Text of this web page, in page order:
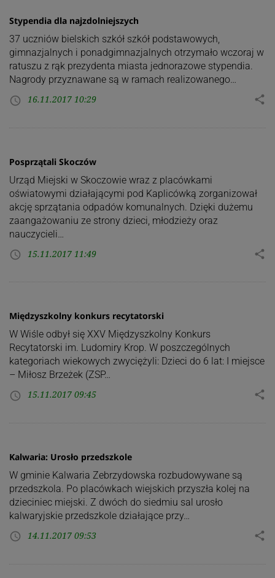
Stypendia dla najzdolniejszych
37 uczniów bielskich szkół szkół podstawowych,
gimnazjalnych i ponadgimnazjalnych otrzymało wczoraj w
ratuszu z rąk prezydenta miasta jednorazowe stypendia.
Nagrody przyznawane są w ramach realizowanego…
access_time 16.11.2017 10:29 share
Posprzątali Skoczów
Urząd Miejski w Skoczowie wraz z placówkami
oświatowymi działającymi pod Kaplicówką zorganizował
akcję sprzątania odpadów komunalnych. Dzięki dużemu
zaangażowaniu ze strony dzieci, młodzieży oraz
nauczycieli…
access_time 15.11.2017 11:49 share
Międzyszkolny konkurs recytatorski
W Wiśle odbył się XXV Międzyszkolny Konkurs
Recytatorski im. Ludomiry Krop. W poszczególnych
kategoriach wiekowych zwyciężyli: Dzieci do 6 lat: I miejsce
– Miłosz Brzeżek (ZSP…
access_time 15.11.2017 09:45 share
Kalwaria: Urosło przedszkole
W gminie Kalwaria Zebrzydowska rozbudowywane są
przedszkola. Po placówkach wiejskich przyszła kolej na
dzieciniec miejski. Z dwóch do siedmiu sal urosło
kalwaryjskie przedszkole działające przy…
access_time 14.11.2017 09:53 share